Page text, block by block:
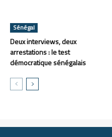
Sénégal
Deux interviews, deux
arrestations : le test
démocratique sénégalais